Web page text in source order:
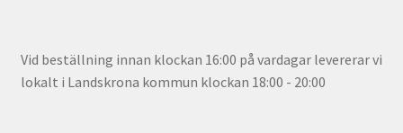
Vid beställning innan klockan 16:00 på vardagar levererar vi
lokalt i Landskrona kommun klockan 18:00 - 20:00